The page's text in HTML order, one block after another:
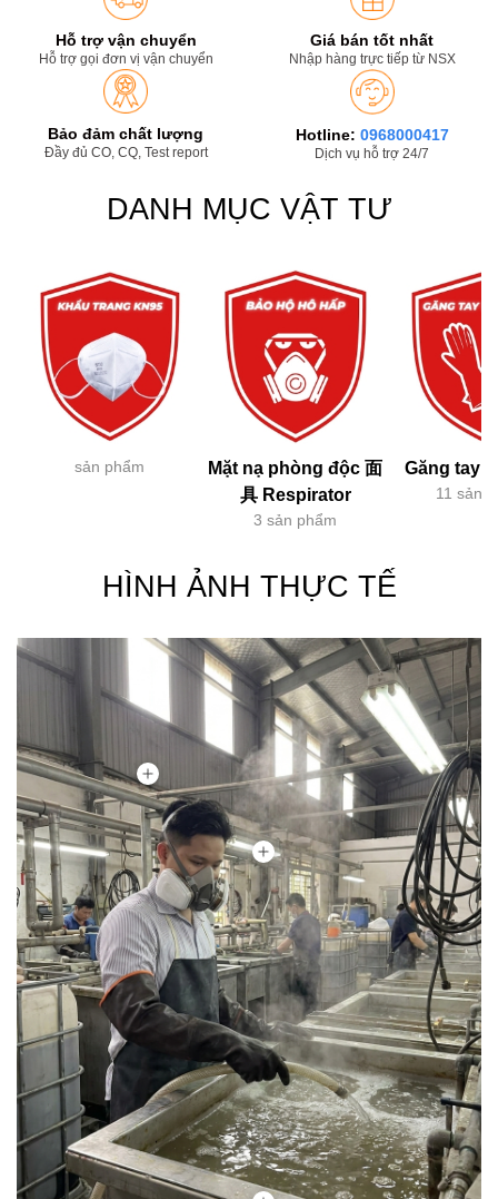
Hỗ trợ vận chuyển
Hỗ trợ gọi đơn vị vận chuyển
Giá bán tốt nhất
Nhập hàng trực tiếp từ NSX
Bảo đảm chất lượng
Đầy đủ CO, CQ, Test report
Hotline: 0968000417
Dịch vụ hỗ trợ 24/7
DANH MỤC VẬT TƯ
sản phẩm
Mặt nạ phòng độc 面
具 Respirator
3 sản phẩm
Găng tay
11 sản
HÌNH ẢNH THỰC TẾ